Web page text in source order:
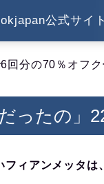
公式サイト
分の70％オフク
ったの」
ィアンメッタは